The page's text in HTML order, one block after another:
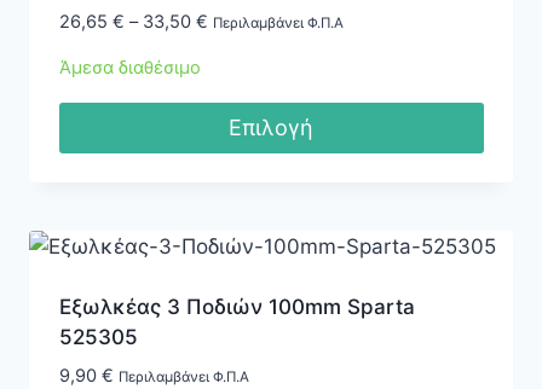
26,65 € – 33,50 €Price
through
33,50 €
Περιλαμβάνει Φ.Π.Α
Άμεσα διαθέσιμο
Επιλογή
προϊόν
πολλαπλές
παραλλαγές.
Οι
Εξωλκέας 3 Ποδιών 100mm Sparta
525305
9,90 € Περιλαμβάνει Φ.Π.Α